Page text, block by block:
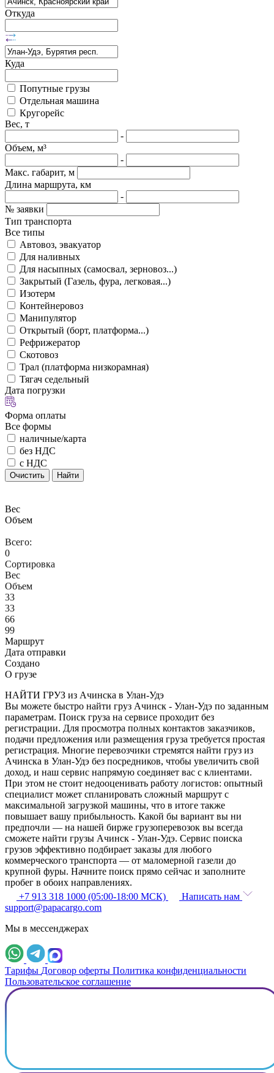
Откуда
Куда
Попутные грузы
Отдельная машина
Кругорейс
Вес, т
-
Объем, м³
-
Макс. габарит, м
Длина маршрута, км
-
№ заявки
Тип транспорта
Все типы
Автовоз, эвакуатор
Для наливных
Для насыпных (самосвал, зерновоз...)
Закрытый (Газель, фура, легковая...)
Изотерм
Контейнеровоз
Манипулятор
Открытый (борт, платформа...)
Рефрижератор
Скотовоз
Трал (платформа низкорамная)
Тягач седельный
Дата погрузки
Форма оплаты
Все формы
наличные/карта
без НДС
с НДС
Очистить Найти
Вес
Объем
Всего:
0
Сортировка
Вес
Объем
33
33
66
99
Маршрут
Дата отправки
Создано
О грузе
НАЙТИ ГРУЗ из Ачинска в Улан-Удэ
Вы можете быстро найти груз Ачинск - Улан-Удэ по заданным
параметрам. Поиск груза на сервисе проходит без
регистрации. Для просмотра полных контактов заказчиков,
подачи предложения или размещения груза требуется простая
регистрация. Многие перевозчики стремятся найти груз из
Ачинска в Улан-Удэ без посредников, чтобы увеличить свой
доход, и наш сервис напрямую соединяет вас с клиентами.
При этом не стоит недооценивать работу логистов: опытный
специалист может спланировать сложный маршрут с
максимальной загрузкой машины, что в итоге также
повышает вашу прибыльность. Какой бы вариант вы ни
предпочли — на нашей бирже грузоперевозок вы всегда
сможете найти грузы Ачинск - Улан-Удэ. Сервис поиска
грузов эффективно подбирает заказы для любого
коммерческого транспорта — от маломерной газели до
крупной фуры. Начните поиск прямо сейчас и заполните
пробег в обоих направлениях.
+7 913 318 1000 (05:00-18:00 МСК)
Написать нам
support@papacargo.com
Мы в мессенджерах
Тарифы Договор оферты Политика конфиденциальности
Пользовательское соглашение